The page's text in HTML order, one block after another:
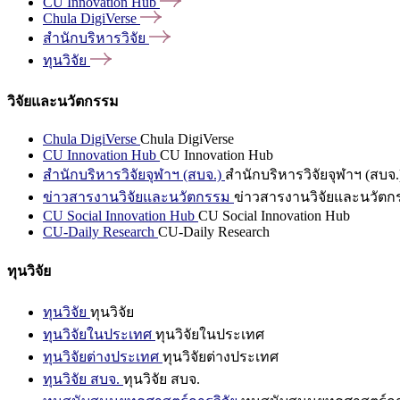
Chula DigiVerse
สำนักบริหารวิจัย
ทุนวิจัย
วิจัยและนวัตกรรม
Chula DigiVerse Chula DigiVerse
CU Innovation Hub CU Innovation Hub
สำนักบริหารวิจัยจุฬาฯ (สบจ.) สำนักบริหารวิจัยจุฬาฯ (สบจ
ข่าวสารงานวิจัยและนวัตกรรม ข่าวสารงานวิจัยและนวัตก
CU Social Innovation Hub CU Social Innovation Hub
CU-Daily Research CU-Daily Research
ทุนวิจัย
ทุนวิจัย ทุนวิจัย
ทุนวิจัยในประเทศ ทุนวิจัยในประเทศ
ทุนวิจัยต่างประเทศ ทุนวิจัยต่างประเทศ
ทุนวิจัย สบจ. ทุนวิจัย สบจ.